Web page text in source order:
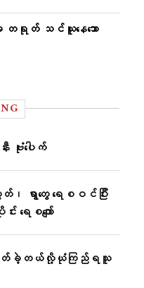
တရုတ် သင်ယူနေသော
ဗုံးပေါက်
၊ ရွာတွေ ရေစဝင်ပြီး
ရေစကျော်
ခဲ့တယ်လို့ယုံကြည်ရသူ